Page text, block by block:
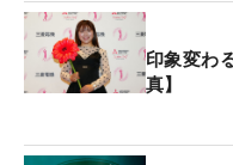
るだけです。いいイ
す」
ドと長く2オンは不可
印象変わ
真】